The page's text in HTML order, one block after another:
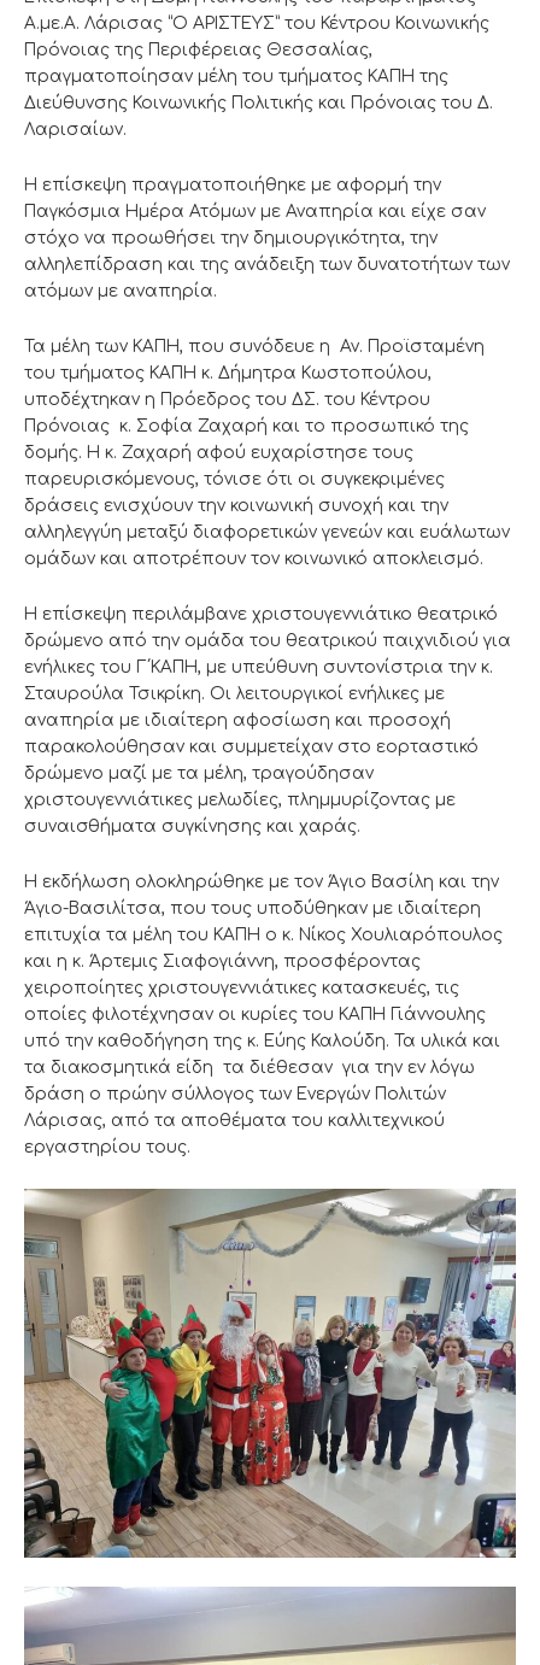
Α.με.Α. Λάρισας “Ο ΑΡΙΣΤΕΥΣ” του Κέντρου Κοινωνικής
Πρόνοιας της Περιφέρειας Θεσσαλίας,
πραγματοποίησαν μέλη του τμήματος ΚΑΠΗ της
Διεύθυνσης Κοινωνικής Πολιτικής και Πρόνοιας του Δ.
Λαρισαίων.
Η επίσκεψη πραγματοποιήθηκε με αφορμή την
Παγκόσμια Ημέρα Ατόμων με Αναπηρία και είχε σαν
στόχο να προωθήσει την δημιουργικότητα, την
αλληλεπίδραση και της ανάδειξη των δυνατοτήτων των
ατόμων με αναπηρία.
Τα μέλη των ΚΑΠΗ, που συνόδευε η Αν. Προϊσταμένη
του τμήματος ΚΑΠΗ κ. Δήμητρα Κωστοπούλου,
υποδέχτηκαν η Πρόεδρος του ΔΣ. του Κέντρου
Πρόνοιας κ. Σοφία Ζαχαρή και το προσωπικό της
δομής. Η κ. Ζαχαρή αφού ευχαρίστησε τους
παρευρισκόμενους, τόνισε ότι οι συγκεκριμένες
δράσεις ενισχύουν την κοινωνική συνοχή και την
αλληλεγγύη μεταξύ διαφορετικών γενεών και ευάλωτων
ομάδων και αποτρέπουν τον κοινωνικό αποκλεισμό.
Η επίσκεψη περιλάμβανε χριστουγεννιάτικο θεατρικό
δρώμενο από την ομάδα του θεατρικού παιχνιδιού για
ενήλικες του Γ΄ΚΑΠΗ, με υπεύθυνη συντονίστρια την κ.
Σταυρούλα Τσικρίκη. Οι λειτουργικοί ενήλικες με
αναπηρία με ιδιαίτερη αφοσίωση και προσοχή
παρακολούθησαν και συμμετείχαν στο εορταστικό
δρώμενο μαζί με τα μέλη, τραγούδησαν
χριστουγεννιάτικες μελωδίες, πλημμυρίζοντας με
συναισθήματα συγκίνησης και χαράς.
Η εκδήλωση ολοκληρώθηκε με τον Άγιο Βασίλη και την
Άγιο-Βασιλίτσα, που τους υποδύθηκαν με ιδιαίτερη
επιτυχία τα μέλη του ΚΑΠΗ ο κ. Νίκος Χουλιαρόπουλος
και η κ. Άρτεμις Σιαφογιάννη, προσφέροντας
χειροποίητες χριστουγεννιάτικες κατασκευές, τις
οποίες φιλοτέχνησαν οι κυρίες του ΚΑΠΗ Γιάννουλης
υπό την καθοδήγηση της κ. Εύης Καλούδη. Τα υλικά και
τα διακοσμητικά είδη τα διέθεσαν για την εν λόγω
δράση ο πρώην σύλλογος των Ενεργών Πολιτών
Λάρισας, από τα αποθέματα του καλλιτεχνικού
εργαστηρίου τους.